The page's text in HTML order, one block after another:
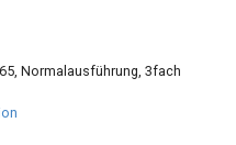
Normalausführung, 3fach